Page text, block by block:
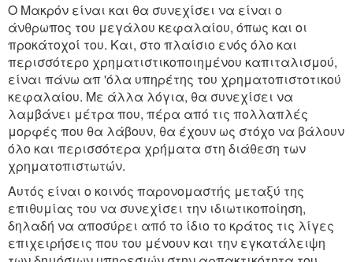
Ο Mακρόν είναι και θα συνεχίσει να είναι ο
άνθρωπος του μεγάλου κεφαλαίου, όπως και οι
προκάτοχοί του. Και, στο πλαίσιο ενός όλο και
περισσότερο χρηματιστικοποιημένου καπιταλισμού,
είναι πάνω απ 'όλα υπηρέτης του χρηματοπιστοτικού
κεφαλαίου. Με άλλα λόγια, θα συνεχίσει να
λαμβάνει μέτρα που, πέρα από τις πολλαπλές
μορφές που θα λάβουν, θα έχουν ως στόχο να βάλουν
όλο και περισσότερα χρήματα στη διάθεση των
χρηματοπιστωτών.
Αυτός είναι ο κοινός παρονομαστής μεταξύ της
επιθυμίας του να συνεχίσει την ιδιωτικοποίηση,
δηλαδή να αποσύρει από το ίδιο το κράτος τις λίγες
επιχειρήσεις που του μένουν και την εγκατάλειψη